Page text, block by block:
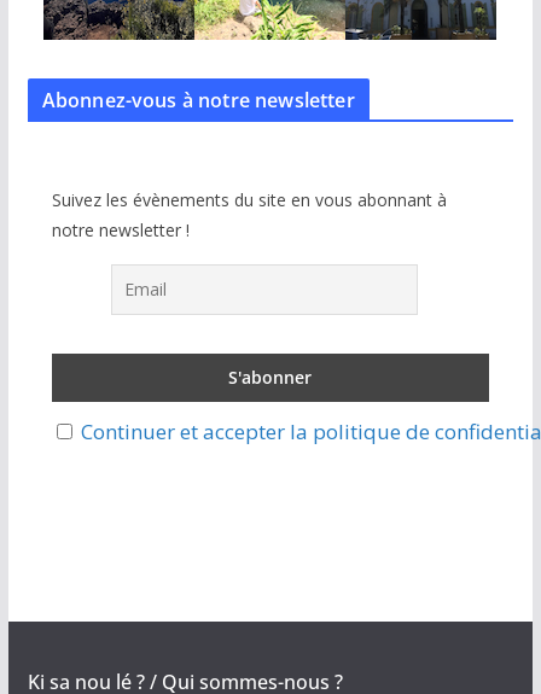
Abonnez-vous à notre newsletter
Suivez les évènements du site en vous abonnant à
notre newsletter !
Continuer et accepter la politique de
Ki sa nou lé ? / Qui sommes-nous ?